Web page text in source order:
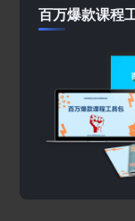
百万爆款课程